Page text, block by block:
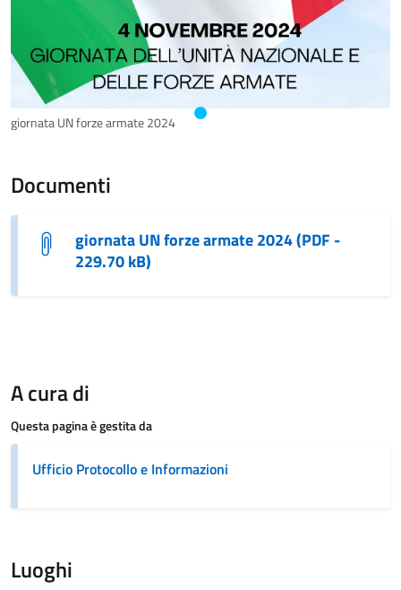
giornata UN forze armate 2024
Documenti
giornata UN forze armate 2024 (PDF -
229.70 kB)
A cura di
Questa pagina è gestita da
Ufficio Protocollo e Informazioni
Luoghi